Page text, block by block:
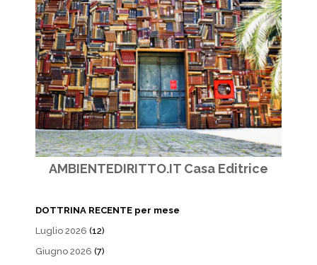
AMBIENTEDIRITTO.IT Casa Editrice
DOTTRINA RECENTE per mese
Luglio 2026 (12)
Giugno 2026 (7)